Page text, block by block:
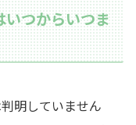
つからいつま
明していません